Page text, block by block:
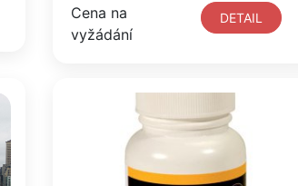
Cena na
vyžádání
DETAIL